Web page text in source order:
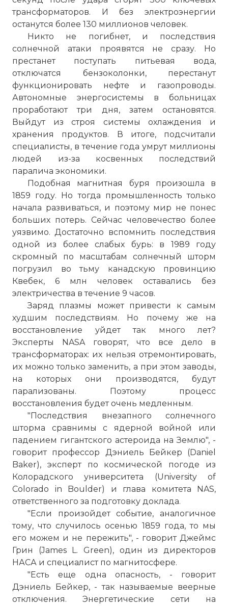
трансформаторов. И без электроэнергии
останутся более 130 миллионов человек.
Никто не погибнет, и последствия
солнечной атаки проявятся не сразу. Но
престанет поступать питьевая вода,
отключатся бензоколонки, перестанут
функционировать нефте и газопроводы.
Автономные энергосистемы в больницах
проработают три дня, затем остановятся.
Выйдут из строя системы охлаждения и
хранения продуктов. В итоге, подсчитали
специалисты, в течение года умрут миллионы
людей из-за косвенных последствий
паралича экономики.
Подобная магнитная буря произошла в
1859 году. Но тогда промышленность только
начала развиваться, и поэтому мир не понес
больших потерь. Сейчас человечество более
уязвимо. Достаточно вспомнить последствия
одной из более слабых бурь: в 1989 году
скромный по масштабам солнечный шторм
погрузил во тьму канадскую провинцию
Квебек, 6 млн человек оставались без
электричества в течение 9 часов.
Заряд плазмы может привести к самым
худшим последствиям. Но почему же на
восстановление уйдет так много лет?
Эксперты NASA говорят, что все дело в
трансформаторах: их нельзя отремонтировать,
их можно только заменить, а при этом заводы,
на которых они производятся, будут
парализованы. Поэтому процесс
восстановления будет очень медленным.
"Последствия внезапного солнечного
шторма сравнимы с ядерной войной или
падением гигантского астероида на Землю", -
говорит профессор Дэниель Бейкер (Daniel
Baker), эксперт по космической погоде из
Колорадского университета (University of
Colorado in Boulder) и глава комитета NAS,
ответственного за подготовку доклада.
"Если произойдет событие, аналогичное
тому, что случилось осенью 1859 года, то мы
его можем и не пережить", - говорит Джеймс
Грин (James L. Green), один из директоров
НАСА и специалист по магнитосфере.
"Есть еще одна опасность, - говорит
Дэниель Бейкер, - так называемые веерные
отключения. Энергетические сети на
Во время вспышки поверхность планеты
взрывается, выбрасывая огромную
энергию. Вспышка сопровождается